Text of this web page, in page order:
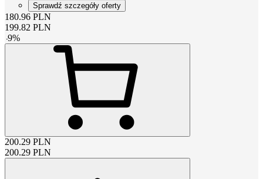
Sprawdź szczegóły oferty
180.96 PLN
199.82 PLN
-9%
200.29 PLN
200.29 PLN